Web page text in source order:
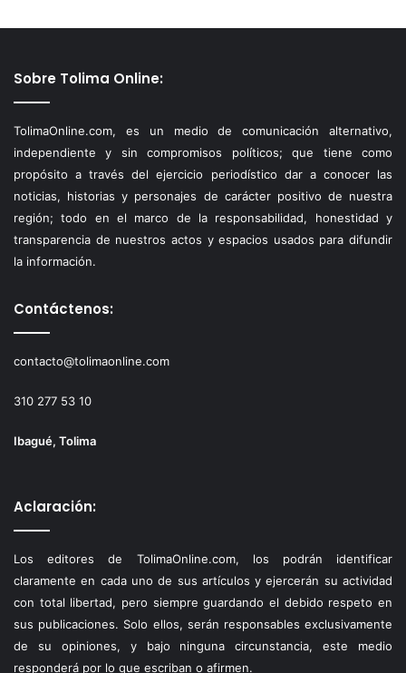
Sobre Tolima Online:
TolimaOnline.com, es un medio de comunicación alternativo,
independiente y sin compromisos políticos; que tiene como
propósito a través del ejercicio periodístico dar a conocer las
noticias, historias y personajes de carácter positivo de nuestra
región; todo en el marco de la responsabilidad, honestidad y
transparencia de nuestros actos y espacios usados para difundir
la información.
Contáctenos:
contacto@tolimaonline.com
310 277 53 10
Ibagué, Tolima
Aclaración:
Los editores de TolimaOnline.com, los podrán identificar
claramente en cada uno de sus artículos y ejercerán su actividad
con total libertad, pero siempre guardando el debido respeto en
sus publicaciones. Solo ellos, serán responsables exclusivamente
de su opiniones, y bajo ninguna circunstancia, este medio
responderá por lo que escriban o afirmen.